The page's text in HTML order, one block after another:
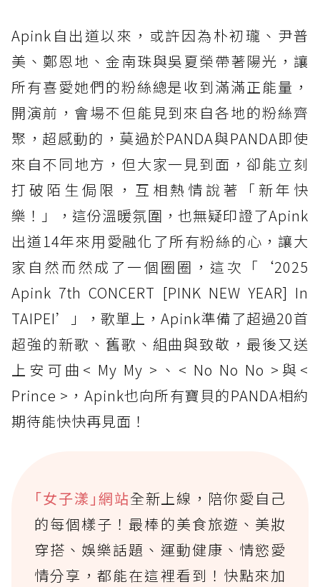
Apink自出道以來，或許因為朴初瓏、尹普
美、鄭恩地、金南珠與吳夏榮帶著陽光，讓
所有喜愛她們的粉絲總是收到滿滿正能量，
開演前，會場不但能見到來自各地的粉絲齊
聚，超感動的，莫過於PANDA與PANDA即使
來自不同地方，但大家一見到面，卻能立刻
打破陌生侷限，互相熱情說著「新年快
樂！」，這份溫暖氛圍，也無疑印證了Apink
出道14年來用愛融化了所有粉絲的心，讓大
家自然而然成了一個圈圈，這次「‘2025
Apink 7th CONCERT [PINK NEW YEAR] In
TAIPEI’」，歌單上，Apink準備了超過20首
超強的新歌、舊歌、組曲與致敬，最後又送
上安可曲< My My >、< No No No >與<
Prince >，Apink也向所有寶貝的PANDA相約
期待能快快再見面！
｢女子漾｣網站全新上線，陪你愛自己
的每個樣子！最棒的美食旅遊、美妝
穿搭、娛樂話題、運動健康、情慾愛
情分享，都能在這裡看到！快點來加